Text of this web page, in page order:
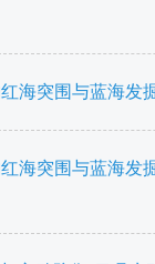
海突围与蓝海发
海突围与蓝海发